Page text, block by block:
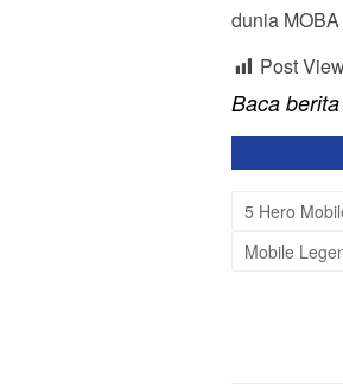
dunia
Post
Baca
5 Hero
Mobile